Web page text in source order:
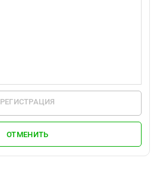
РЕГИСТРАЦИЯ
ОТМЕНИТЬ